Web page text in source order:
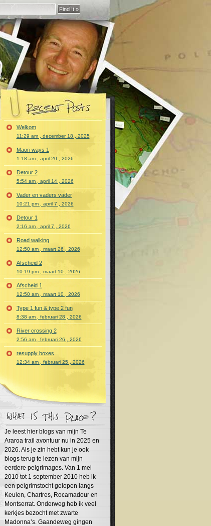
Welkom
11:29 am , december 18 , 2025
Maori ways 1
1:18 am , april 20 , 2026
Detour 2
5:54 am , april 14 , 2026
Vader en vaders vader
10:21 pm , april 7 , 2026
Detour 1
2:16 am , april 7 , 2026
Road walking
12:50 am , maart 26 , 2026
Afscheid 2
10:19 pm , maart 10 , 2026
Afscheid 1
12:50 am , maart 10 , 2026
Type 1 fun & type 2 fun
8:38 am , februari 28 , 2026
River crossing 2
2:56 am , februari 26 , 2026
resupply boxes
12:34 am , februari 25 , 2026
Je leest hier blogs van mijn Te
Araroa trail avontuur nu in 2025 en
2026. Als je zin hebt kun je ook
blogs terug te lezen van mijn
eerdere pelgrimages. Van 1 mei
2010 tot 1 september 2010 heb ik
een pelgrimstocht gelopen langs
Keulen, Chartres, Rocamadour en
Montserrat. Onderweg heb ik veel
kerkjes bezocht met zwarte
Madonna’s. Gaandeweg gingen